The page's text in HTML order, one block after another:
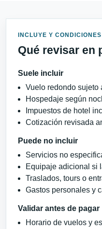
INCLUYE Y CONDICIONES
Qué revisar en
Suele incluir
Vuelo redondo sujeto
Hospedaje según
Impuestos de hotel
Cotización revisada
Puede no incluir
Servicios no
Equipaje adicional si
Traslados, tours o
Gastos personales y
Validar antes de pagar
Horario de vuelos y